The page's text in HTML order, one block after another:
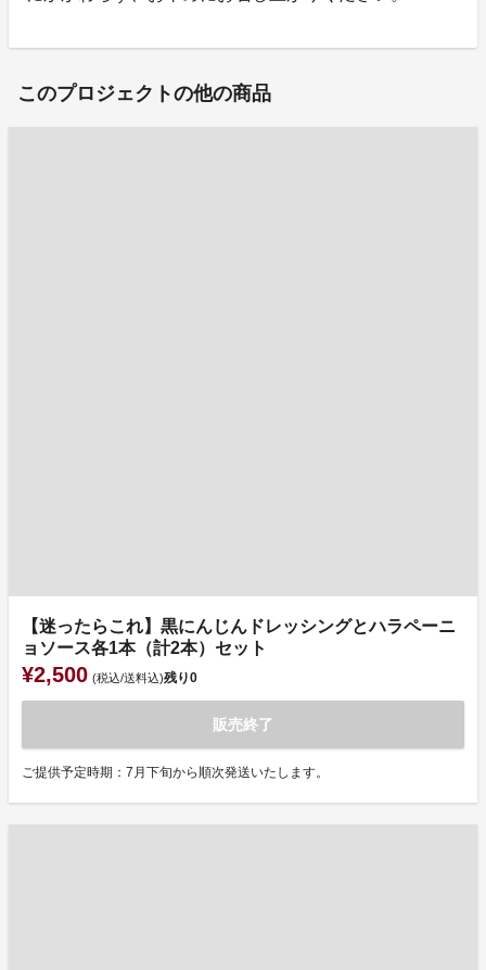
このプロジェクトの他の商品
【迷ったらこれ】黒にんじんドレッシングとハラペーニ
ョソース各1本（計2本）セット
¥2,500 (税込/送料込)残り0
販売終了
ご提供予定時期：7月下旬から順次発送いたします。